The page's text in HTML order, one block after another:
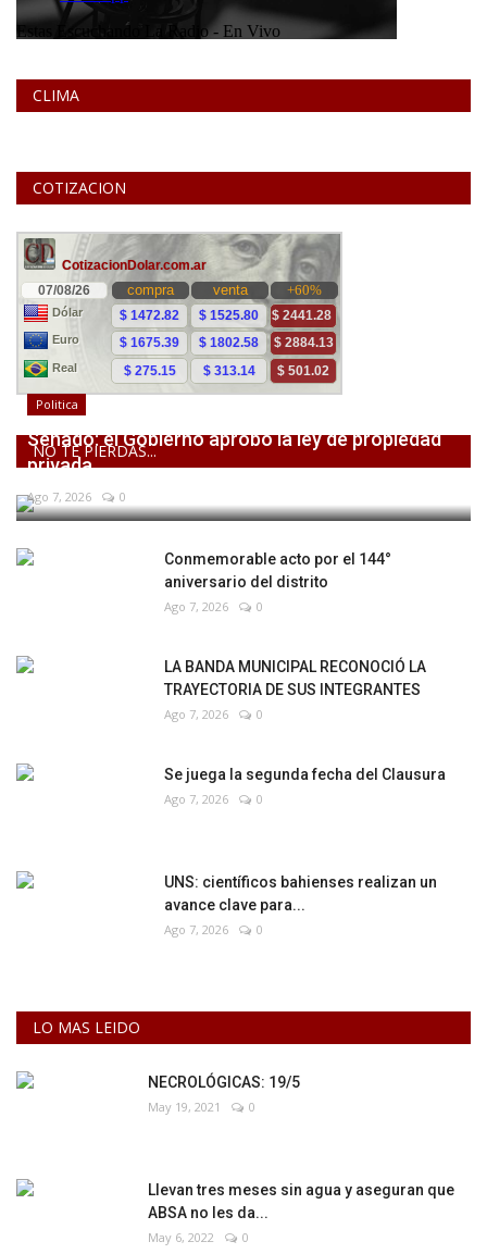
CLIMA
COTIZACION
NO TE PIERDAS...
Politica
Senado: el Gobierno aprobó la ley de propiedad
privada,...
Ago 7, 2026 0
Conmemorable acto por el 144°
aniversario del distrito
Ago 7, 2026 0
LA BANDA MUNICIPAL RECONOCIÓ LA
TRAYECTORIA DE SUS INTEGRANTES
Ago 7, 2026 0
Se juega la segunda fecha del Clausura
Ago 7, 2026 0
UNS: científicos bahienses realizan un
avance clave para...
Ago 7, 2026 0
LO MAS LEIDO
NECROLÓGICAS: 19/5
May 19, 2021 0
Llevan tres meses sin agua y aseguran que
ABSA no les da...
May 6, 2022 0